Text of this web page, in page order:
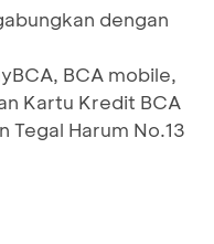
dengan
BCA mobile,
Kartu Kredit BCA
Tegal Harum No.13